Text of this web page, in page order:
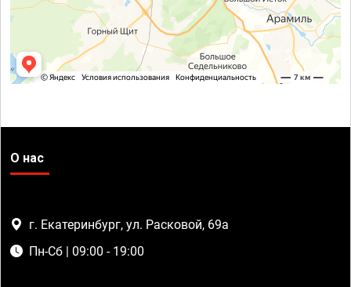
О нас
г. Екатеринбург, ул. Расковой, 69а
Пн-Сб | 09:00 - 19:00